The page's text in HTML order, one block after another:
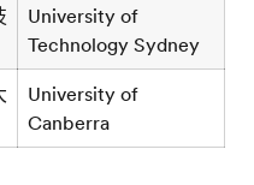
University of
Technology Sydney
University of
Canberra